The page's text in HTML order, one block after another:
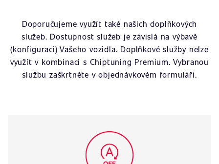
Doporučujeme využít také našich doplňkových
služeb. Dostupnost služeb je závislá na výbavě
(konfiguraci) Vašeho vozidla. Doplňkové služby nelze
využít v kombinaci s Chiptuning Premium. Vybranou
službu zaškrtněte v objednávkovém formuláři.